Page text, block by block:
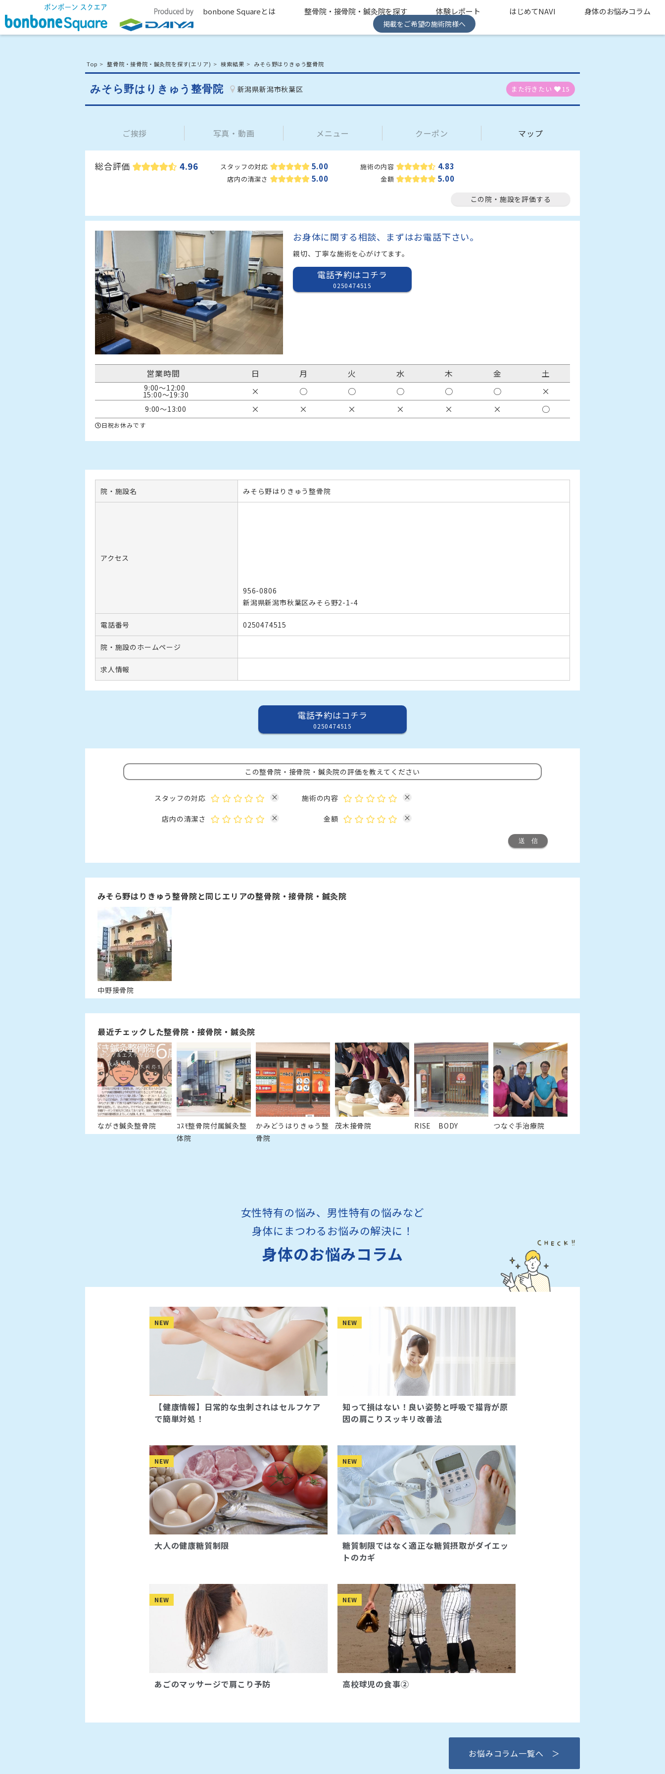
bonbone Squareとは 整骨院・接骨院・鍼灸院を探す 体験レポート はじめてNAVI 身体のお悩みコラム
掲載をご希望の施術院様へ
Top 整骨院・接骨院・鍼灸院を探す(エリア) 検索結果 みそら野はりきゅう整骨院
みそら野はりきゅう整骨院 新潟県新潟市秋葉区 また行きたい 15
ご挨拶 写真・動画 メニュー クーポン マップ
総合評価 4.96 スタッフの対応 5.00 施術の内容 4.83
店内の清潔さ 5.00 金額 5.00
この院・施設を評価する
電話予約はコチラ
0250474515
営業時間 日 月 火 水 木 金 土
9:00〜12:00
15:00〜19:30 × ○ ○ ○ ○ ○ ×
9:00〜13:00 × × × × × × ○
日祝お休みです
院・施設名 みそら野はりきゅう整骨院
アクセス
956-0806
新潟県新潟市秋葉区みそら野2-1-4
電話番号 0250474515
院・施設のホームページ
求人情報
電話予約はコチラ
0250474515
この整骨院・接骨院・鍼灸院の評価を教えてください
スタッフの対応 × 施術の内容 ×
店内の清潔さ × 金額 ×
みそら野はりきゅう整骨院と同じエリアの整骨院・接骨院・鍼灸院
中野接骨院
最近チェックした整骨院・接骨院・鍼灸院
ながき鍼灸整骨院
ｺｽﾓ整骨院付属鍼灸整
体院
かみどうはりきゅう整
骨院
茂木接骨院 RISE BODY つなぐ手治療院
女性特有の悩み、男性特有の悩みなど
身体にまつわるお悩みの解決に！
身体のお悩みコラム
NEW
【健康情報】日常的な虫刺されはセルフケア
で簡単対処！
NEW
知って損はない！良い姿勢と呼吸で猫背が原
因の肩こりスッキリ改善法
NEW
大人の健康糖質制限
NEW
糖質制限ではなく適正な糖質摂取がダイエッ
トのカギ
NEW
あごのマッサージで肩こり予防
NEW
高校球児の食事②
お悩みコラム一覧へ ＞